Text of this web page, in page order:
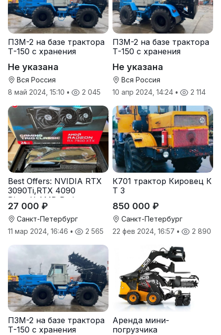
ПЗМ-2 на базе трактора
Т-150 с хранения
Не указана
Вся Россия
8 май 2024, 15:10 • 2 045
ПЗМ-2 на базе трактора
Т-150 с хранения
Не указана
Вся Россия
10 апр 2024, 14:24 • 2 114
Best Offers: NVIDIA RTX
3090Ti,RTX 4090
DirectX,AMD Radeon
RX7900
27 000 ₽
Санкт-Петербург
11 мар 2024, 16:46 • 2 565
К701 трактор Кировец К
Т З
850 000 ₽
Санкт-Петербург
22 фев 2024, 16:57 • 2 890
ПЗМ-2 на базе трактора
Т-150 с хранения
Аренда мини-
погрузчика